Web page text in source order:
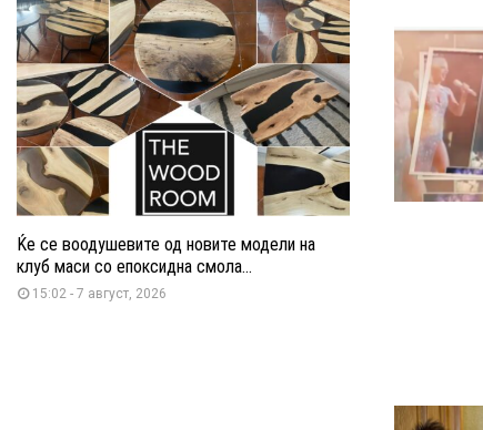
Ќе се воодушевите од новите модели на
клуб маси со епоксидна смола...
15:02 - 7 август, 2026